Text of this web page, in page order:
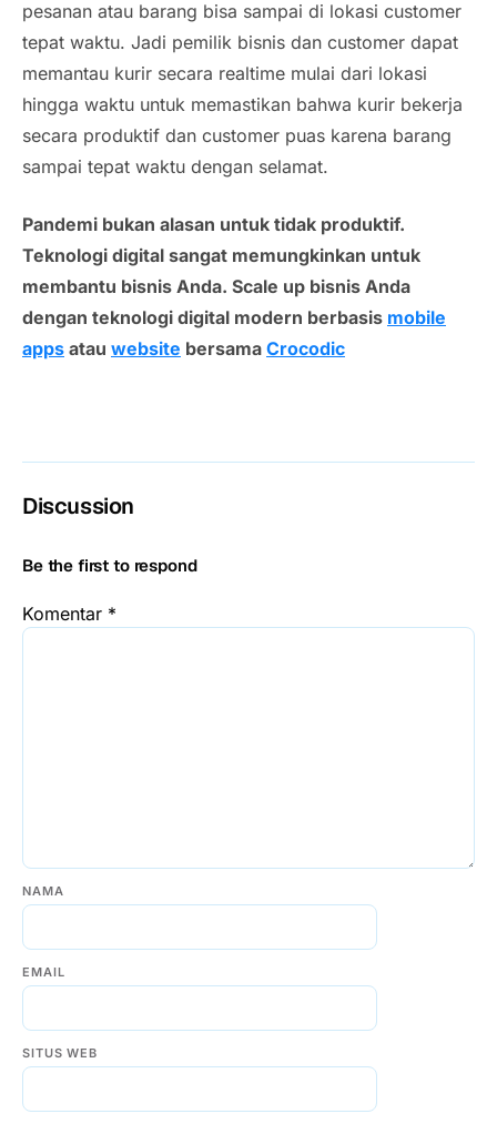
pesanan atau barang bisa sampai di lokasi customer
tepat waktu. Jadi pemilik bisnis dan customer dapat
memantau kurir secara realtime mulai dari lokasi
hingga waktu untuk memastikan bahwa kurir bekerja
secara produktif dan customer puas karena barang
sampai tepat waktu dengan selamat.
Pandemi bukan alasan untuk tidak produktif.
Teknologi digital sangat memungkinkan untuk
membantu bisnis Anda. Scale up bisnis Anda
dengan teknologi digital modern berbasis mobile
apps atau website bersama Crocodic
Discussion
Be the first to respond
Komentar *
NAMA
EMAIL
SITUS WEB